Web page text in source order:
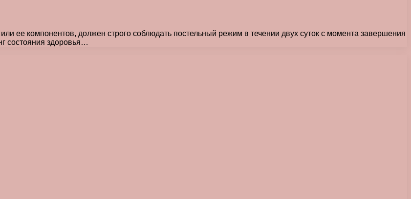
ее компонентов, должен строго соблюдать постельный режим в течении двух суток с момента завершения
состояния здоровья…